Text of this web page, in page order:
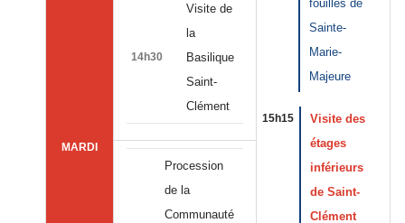
MARDI
fouilles de
Sainte-
Marie-
Majeure
15h15
Visite des
étages
inférieurs
de Saint-
Clément
14h30
Visite de
la
Basilique
Saint-
Clément
Procession
de la
Communauté